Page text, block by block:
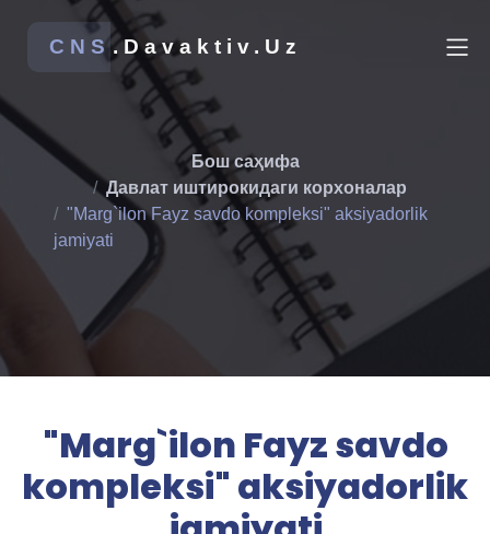
CNS .Davaktiv.Uz
Бош саҳифа
Давлат иштирокидаги корхоналар
"Marg`ilon Fayz savdo kompleksi" aksiyadorlik
jamiyati
"Marg`ilon Fayz savdo
kompleksi" aksiyadorlik